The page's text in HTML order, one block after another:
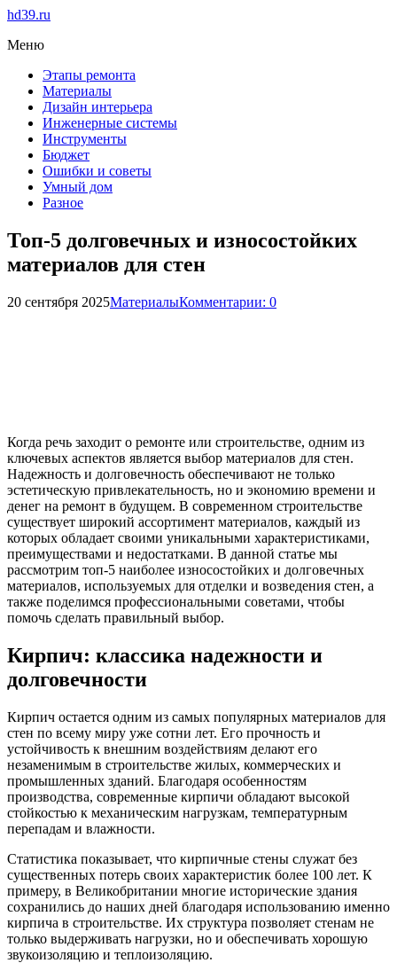
hd39.ru
Меню
Этапы ремонта
Материалы
Дизайн интерьера
Инженерные системы
Инструменты
Бюджет
Ошибки и советы
Умный дом
Разное
Топ-5 долговечных и износостойких
материалов для стен
20 сентября 2025МатериалыКомментарии: 0
Когда речь заходит о ремонте или строительстве, одним из
ключевых аспектов является выбор материалов для стен.
Надежность и долговечность обеспечивают не только
эстетическую привлекательность, но и экономию времени и
денег на ремонт в будущем. В современном строительстве
существует широкий ассортимент материалов, каждый из
которых обладает своими уникальными характеристиками,
преимуществами и недостатками. В данной статье мы
рассмотрим топ-5 наиболее износостойких и долговечных
материалов, используемых для отделки и возведения стен, а
также поделимся профессиональными советами, чтобы
помочь сделать правильный выбор.
Кирпич: классика надежности и
долговечности
Кирпич остается одним из самых популярных материалов для
стен по всему миру уже сотни лет. Его прочность и
устойчивость к внешним воздействиям делают его
незаменимым в строительстве жилых, коммерческих и
промышленных зданий. Благодаря особенностям
производства, современные кирпичи обладают высокой
стойкостью к механическим нагрузкам, температурным
перепадам и влажности.
Статистика показывает, что кирпичные стены служат без
существенных потерь своих характеристик более 100 лет. К
примеру, в Великобритании многие исторические здания
сохранились до наших дней благодаря использованию именно
кирпича в строительстве. Их структура позволяет стенам не
только выдерживать нагрузки, но и обеспечивать хорошую
звукоизоляцию и теплоизоляцию.